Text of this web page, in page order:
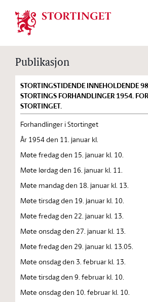
Stortinget.no
Publikasjon
STORTINGSTIDENDE INNEHOLDENDE
STORTINGS FORHANDLINGER 1954.
STORTINGET.
Forhandlinger i Stortinget
År 1954 den 11. januar kl.
Møte fredag den 15. januar kl. 10.
Møte lørdag den 16. januar kl. 11.
Møte mandag den 18. januar kl. 13.
Møte tirsdag den 19. januar kl. 10.
Møte fredag den 22. januar kl. 13.
Møte onsdag den 27. januar kl. 13.
Møte fredag den 29. januar kl. 13.05.
Møte onsdag den 3. februar kl. 13.
Møte tirsdag den 9. februar kl. 10.
Møte onsdag den 10. februar kl. 10.